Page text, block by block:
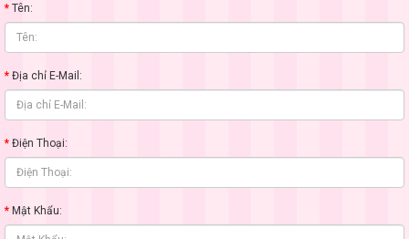
Tên:
Địa chỉ E-Mail:
Điện Thoại:
Mật Khẩu: